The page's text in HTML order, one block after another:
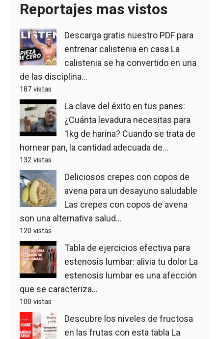
Reportajes mas vistos
Descarga gratis nuestro PDF para
entrenar calistenia en casa La
calistenia se ha convertido en una
de las disciplina...
187 vistas
La clave del éxito en tus panes:
¿Cuánta levadura necesitas para
1kg de harina? Cuando se trata de
hornear pan, la cantidad adecuada de...
132 vistas
Deliciosos crepes con copos de
avena para un desayuno saludable
Las crepes con copos de avena
son una alternativa salud...
120 vistas
Tabla de ejercicios efectiva para
estenosis lumbar: alivia tu dolor La
estenosis lumbar es una afección
que se caracteriza...
100 vistas
Descubre los niveles de fructosa
en las frutas con esta tabla La